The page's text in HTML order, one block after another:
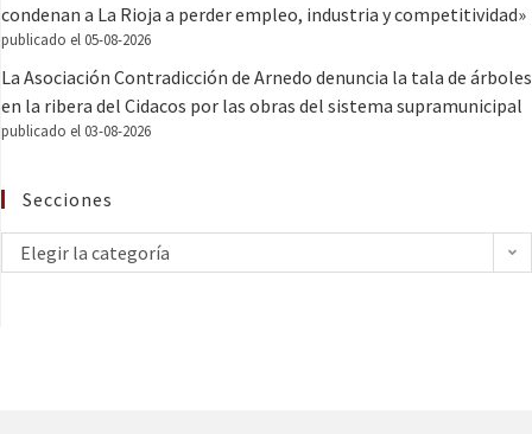
condenan a La Rioja a perder empleo, industria y competitividad»
publicado el 05-08-2026
La Asociación Contradicción de Arnedo denuncia la tala de árboles
en la ribera del Cidacos por las obras del sistema supramunicipal
publicado el 03-08-2026
Secciones
Elegir la categoría